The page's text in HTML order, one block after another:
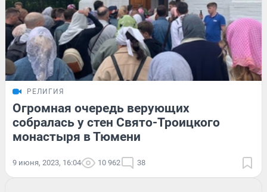
РЕЛИГИЯ
Огромная очередь верующих
собралась у стен Свято-Троицкого
монастыря в Тюмени
9 июня, 2023, 16:04 10 962 38